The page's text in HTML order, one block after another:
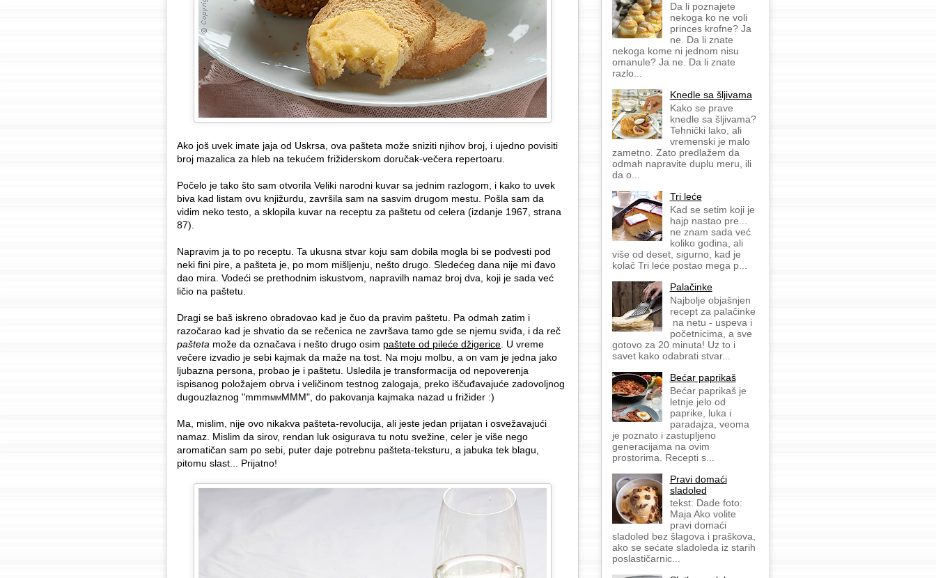
Ako još uvek imate jaja od Uskrsa, ova pašteta može sniziti njihov broj, i ujedno povisiti
broj mazalica za hleb na tekućem frižiderskom doručak-večera repertoaru.
Počelo je tako što sam otvorila Veliki narodni kuvar sa jednim razlogom, i kako to uvek
biva kad listam ovu knjižurdu, završila sam na sasvim drugom mestu. Pošla sam da
vidim neko testo, a sklopila kuvar na receptu za paštetu od celera (izdanje 1967, strana
87).
Napravim ja to po receptu. Ta ukusna stvar koju sam dobila mogla bi se podvesti pod
neki fini pire, a pašteta je, po mom mišljenju, nešto drugo. Sledećeg dana nije mi đavo
dao mira. Vodeći se prethodnim iskustvom, napravilh namaz broj dva, koji je sada već
ličio na paštetu.
Dragi se baš iskreno obradovao kad je čuo da pravim paštetu. Pa odmah zatim i
razočarao kad je shvatio da se rečenica ne završava tamo gde se njemu sviđa, i da reč
pašteta može da označava i nešto drugo osim paštete od pileće džigerice . U vreme
večere izvadio je sebi kajmak da maže na tost. Na moju molbu, a on vam je jedna jako
ljubazna persona, probao je i paštetu. Usledila je transformacija od nepoverenja
ispisanog položajem obrva i veličinom testnog zalogaja, preko iščuđavajuće zadovoljnog
dugouzlaznog "mmmMMMMM", do pakovanja kajmaka nazad u frižider :)
Ma, mislim, nije ovo nikakva pašteta-revolucija, ali jeste jedan prijatan i osvežavajući
namaz. Mislim da sirov, rendan luk osigurava tu notu svežine, celer je više nego
aromatičan sam po sebi, puter daje potrebnu pašteta-teksturu, a jabuka tek blagu,
pitomu slast... Prijatno!
Da li poznajete
nekoga ko ne voli
princes krofne? Ja
ne. Da li znate
nekoga kome ni jednom nisu
omanule? Ja ne. Da li znate
razlo...
Knedle sa šljivama
Kako se prave
knedle sa šljivama?
Tehnički lako, ali
vremenski je malo
zametno. Zato predlažem da
odmah napravite duplu meru, ili
da o...
Tri leće
Kad se setim koji je
hajp nastao pre...
ne znam sada već
koliko godina, ali
više od deset, sigurno, kad je
kolač Tri leće postao mega p...
Palačinke
Najbolje objašnjen
recept za palačinke
na netu - uspeva i
početnicima, a sve
gotovo za 20 minuta! Uz to i
savet kako odabrati stvar...
Bećar paprikaš
Bećar paprikaš je
letnje jelo od
paprike, luka i
paradajza, veoma
je poznato i zastupljeno
generacijama na ovim
prostorima. Recepti s...
Pravi domaći
sladoled
tekst: Dade foto:
Maja Ako volite
pravi domaći
sladoled bez šlagova i praškova,
ako se sećate sladoleda iz starih
poslastičarnic...